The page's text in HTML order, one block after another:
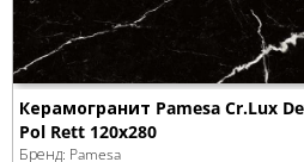
Керамогранит Pamesa Cr.Lux
Pol Rett 120x280
Бренд: Pamesa